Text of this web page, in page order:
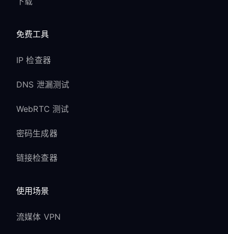
免费工具
IP 检查器
DNS 泄漏测试
WebRTC 测试
密码生成器
链接检查器
使用场景
流媒体 VPN